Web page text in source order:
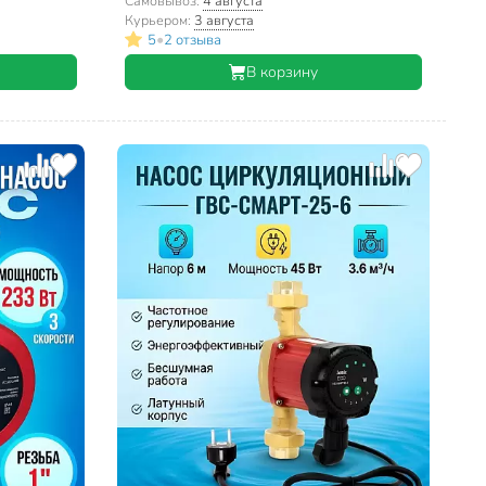
Курьером: 3 августа
5•2 отзыва
В корзину